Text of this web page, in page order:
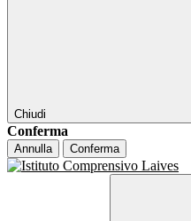
Chiudi
Conferma
Annulla Conferma